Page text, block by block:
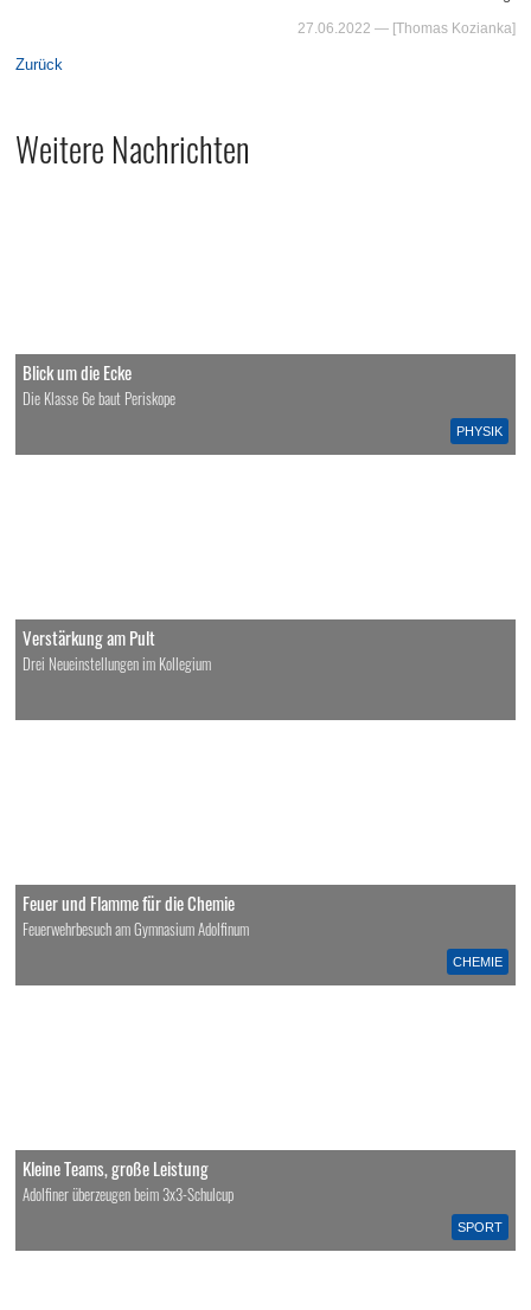
27.06.2022 — [Thomas Kozianka]
Zurück
Weitere Nachrichten
PHYSIK
Blick um die Ecke
Die Klasse 6e baut Periskope
Verstärkung am Pult
Drei Neueinstellungen im Kollegium
CHEMIE
Feuer und Flamme für die Chemie
Feuerwehrbesuch am Gymnasium Adolfinum
SPORT
Kleine Teams, große Leistung
Adolfiner überzeugen beim 3x3-Schulcup